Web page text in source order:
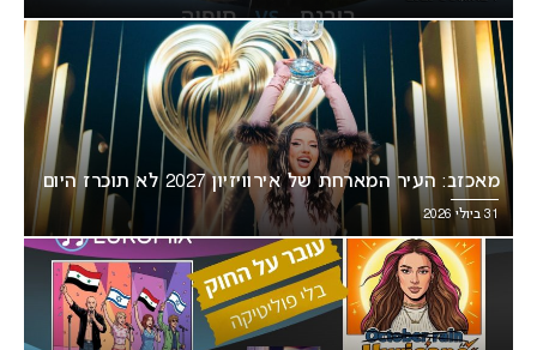
מאכזב: העיר המארחת של אירוויזיון 2027 לא תוכרז היום
31 ביולי 2026